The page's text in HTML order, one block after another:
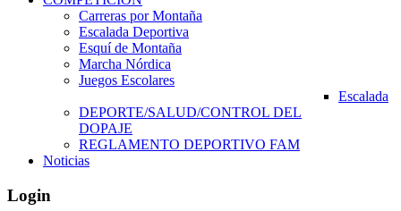
Carreras por Montaña
Escalada Deportiva
Esquí de Montaña
Marcha Nórdica
Juegos Escolares
Escalada
DEPORTE/SALUD/CONTROL DEL
DOPAJE
REGLAMENTO DEPORTIVO FAM
Noticias
Login